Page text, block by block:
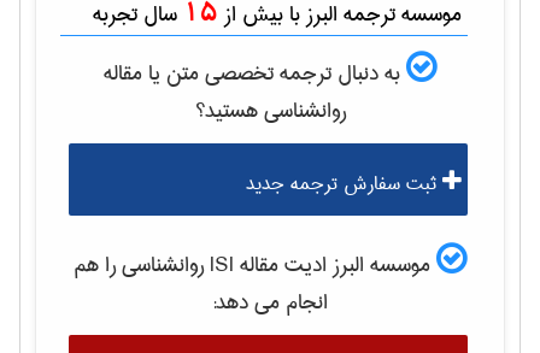
موسسه ترجمه البرز با بیش از 15 سال تجربه
به دنبال ترجمه تخصصی متن یا مقاله
روانشناسیهستید؟
ثبت سفارش ترجمه جدید
موسسه البرز ادیت مقاله ISI روانشناسیرا هم
انجام می دهد: